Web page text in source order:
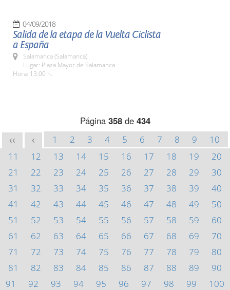
04/09/2018
Salida de la etapa de la Vuelta Ciclista
a España
Salamanca (Salamanca)
Lugar: Plaza Mayor de Salamanca
Hora: 13:00 h.
Página 358de 434
<< < 1 2 3 4 5 6 7 8 9
10
11
12 13 14 15 16 17 18 19
20
21
22 23 24 25 26 27 28 29
30
31
32 33 34 35 36 37 38 39
40
41
42 43 44 45 46 47 48 49
50
51
52 53 54 55 56 57 58 59
60
61
62 63 64 65 66 67 68 69
70
71
72 73 74 75 76 77 78 79
80
81
82 83 84 85 86 87 88 89
90
91
92 93 94 95 96 97 98 99
100